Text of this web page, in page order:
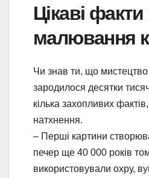
Цікаві
малювання
Чи знав ти, що
зародилося десятки
кілька захопливих
натхнення.
– Перші картини
печер ще 40 000 років
використовували охру,